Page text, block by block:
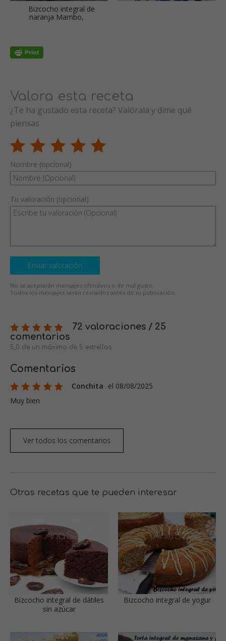
Bizcocho integral de
naranja Mambo,
Valora esta receta
¿Te ha gustado esta receta? Valórala y dime qué
piensas
Nombre (opcional)
Tu valoración (opcional)
Enviar valoración
No se aceptarán mensajes ofensivos o de mal gusto.
Todos los mensajes serán revisados antes de su publicación.
72 valoraciones / 25
comentarios
5,0 de un máximo de 5 estrellas
Comentarios
Conchita el 08/08/2025
Muy bien
Ver todos los comentarios
Otras recetas que te pueden interesar
Bizcocho integral de dátiles
sin azúcar
Bizcocho integral de yogur